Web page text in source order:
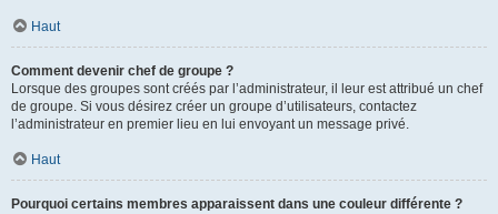
Haut
Comment devenir chef de groupe ?
Lorsque des groupes sont créés par l’administrateur, il leur est attribué un chef
de groupe. Si vous désirez créer un groupe d’utilisateurs, contactez
l’administrateur en premier lieu en lui envoyant un message privé.
Haut
Pourquoi certains membres apparaissent dans une couleur différente ?